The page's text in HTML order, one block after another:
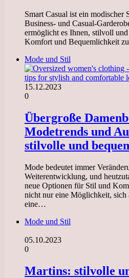
Smart Casual ist ein modischer
Business- und Casual-
ermöglicht es Ihnen, stilvoll
Komfort und Bequemlichkeit
Mode und Stil
15.12.2023
0
Übergroße
Modetrends und
stilvolle und
Mode bedeutet immer
Weiterentwicklung, und
neue Optionen für Stil und
nicht nur eine Möglichkeit, sich
eine…
Mode und Stil
05.10.2023
0
Martins: stilvolle